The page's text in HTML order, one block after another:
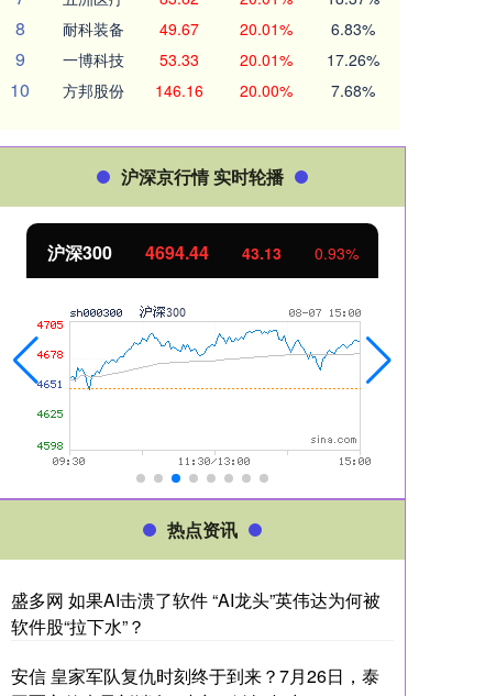
8 耐科装备 49.67 20.01% 6.83%
9 一博科技 53.33 20.01% 17.26%
10 方邦股份 146.16 20.00% 7.68%
沪深京行情 实时轮播
北证50 1134.24 11.37 1.01%
热点资讯
盛多网 如果AI击溃了软件 “AI龙头”英伟达为何被
软件股“拉下水”？
安信 皇家军队复仇时刻终于到来？7月26日，泰